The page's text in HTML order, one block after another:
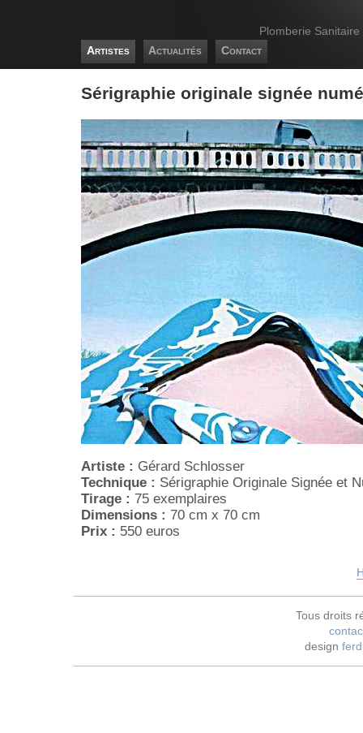
Sérigraphie originale signée
Artiste : Gérard Schlosser
Technique : Sérigraphie Originale Signée et
Tirage : 75 exemplaires
Dimensions : 70 cm x 70 cm
Prix : 550 euros
Tous droits
design
Plomberie
Artistes
Actualités Contact